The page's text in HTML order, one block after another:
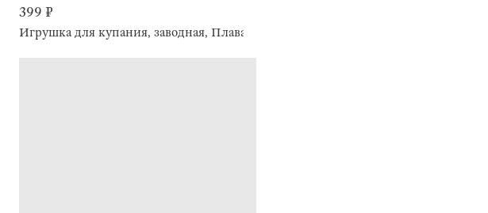
399 ₽
Игрушка для купания, заводная, Плавающий краб, Underwater